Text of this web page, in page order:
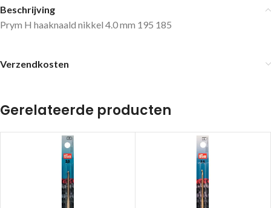
Beschrijving
Prym H haaknaald nikkel 4.0 mm 195 185
Verzendkosten
Gerelateerde producten